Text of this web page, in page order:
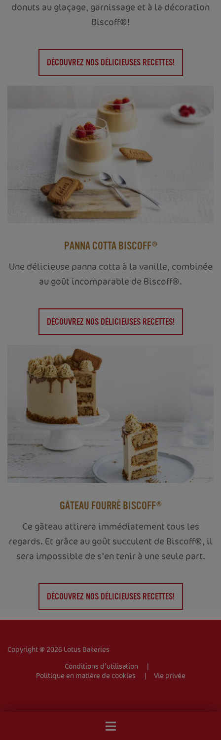
Mobile
VOTRE ENTREPRISE
PRODUITS
TRADEMARK
donuts au glaçage, garnissage et à la décoration
Biscoff®!
DÉCOUVREZ NOS DÉLICIEUSES RECETTES!
PANNA COTTA BISCOFF®
Une délicieuse panna cotta à la vanille, combinée
au goût incomparable de Biscoff®.
DÉCOUVREZ NOS DÉLICIEUSES RECETTES!
GÂTEAU FOURRÉ BISCOFF®
Ce gâteau attirera immédiatement tous les
regards. Et grâce au goût succulent de Biscoff®, il
sera impossible de s’en tenir à une seule part.
DÉCOUVREZ NOS DÉLICIEUSES RECETTES!
Copyright @ 2026 Lotus Bakeries
Conditions d’utilisation
Politique en matière de cookies
Vie privée